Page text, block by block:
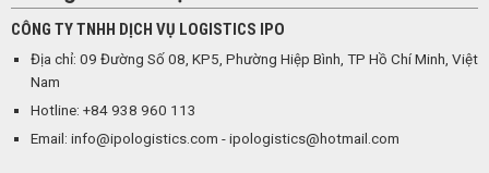
CÔNG TY TNHH DỊCH VỤ LOGISTICS IPO
Địa chỉ: 09 Đường Số 08, KP5, Phường Hiệp Bình, TP Hồ Chí Minh, Việt
Nam
Hotline: +84 938 960 113
Email: info@ipologistics.com - ipologistics@hotmail.com